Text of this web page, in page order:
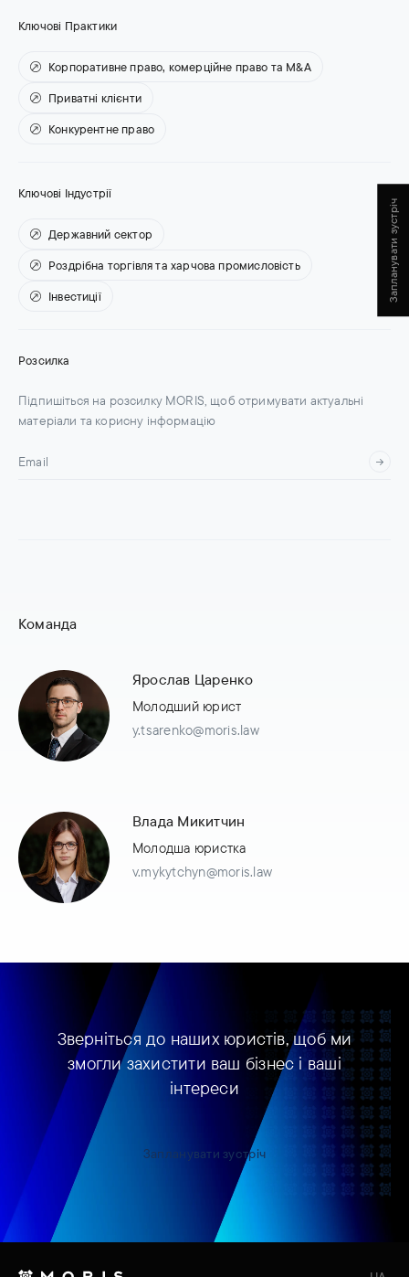
Ключові Практики
Корпоративне право, комерційне право та M&A
Приватні клієнти
Конкурентне право
Ключові Індустрії
Державний сектор
Роздрібна торгівля та харчова промисловість
Інвестиції
Розсилка
Підпишіться на розсилку MORIS, щоб отримувати актуальні
матеріали та корисну інформацію
Команда
Ярослав Царенко
Молодший юрист
y.tsarenko@moris.law
Влада Микитчин
Молодша юристка
v.mykytchyn@moris.law
Зверніться до наших юристів, щоб ми
змогли захистити ваш бізнес і ваші
інтереси
Запланувати зустріч
Запланувати зустріч